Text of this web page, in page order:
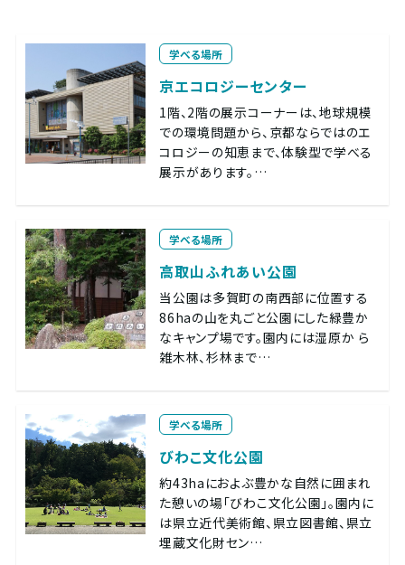
学べる場所
京エコロジーセンター
1階、2階の展示コーナーは、地球規模
での環境問題から、京都ならではのエ
コロジーの知恵まで、体験型で学べる
展示があります。…
学べる場所
高取山ふれあい公園
当公園は多賀町の南西部に位置する
86haの山を丸ごと公園にした緑豊か
なキャンプ場です。園内には湿原か ら
雑木林、杉林まで…
学べる場所
びわこ文化公園
約43haにおよぶ豊かな自然に囲まれ
た憩いの場「びわこ文化公園」。園内に
は県立近代美術館、県立図書館、県立
埋蔵文化財セン…